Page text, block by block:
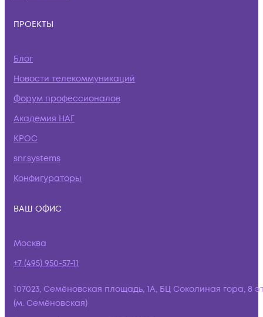
ПРОЕКТЫ
Блог
Новости телекоммуникаций
Форум профессионалов
Академия НАГ
КРОС
snr.systems
Конфигураторы
ВАШ ОФИС
Москва
+7 (495) 950-57-11
107023, Семёновская площадь, 1А, БЦ Соколиная гора, 8
(м. Семёновская)